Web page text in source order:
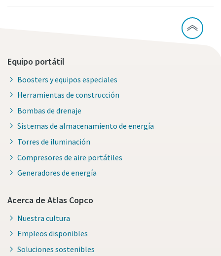
Equipo portátil
Boosters y equipos especiales
Herramientas de construcción
Bombas de drenaje
Sistemas de almacenamiento de energía
Torres de iluminación
Compresores de aire portátiles
Generadores de energía
Acerca de Atlas Copco
Nuestra cultura
Empleos disponibles
Soluciones sostenibles